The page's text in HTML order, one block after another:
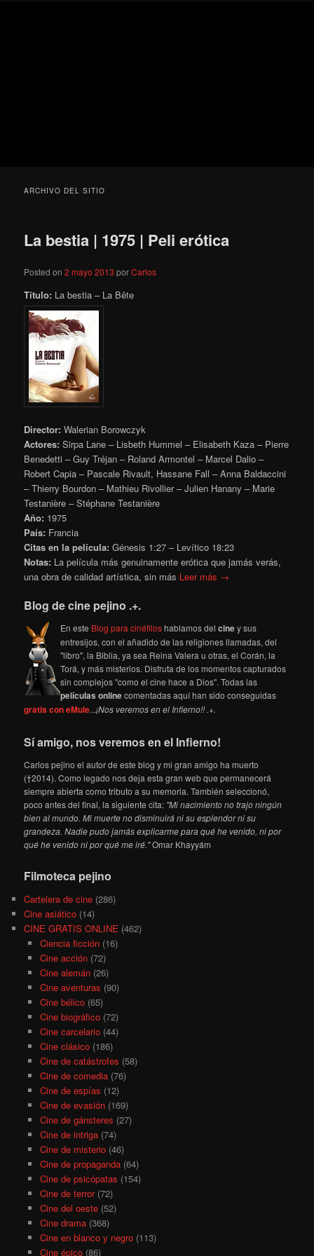
ARCHIVO DEL SITIO
La bestia | 1975 | Peli erótica
Posted on2 mayo 2013 porCarlos
Título: La bestia – La Bête
Director: Walerian Borowczyk
Actores: Sirpa Lane – Lisbeth Hummel – Elisabeth Kaza – Pierre
Benedetti – Guy Tréjan – Roland Armontel – Marcel Dalio –
Robert Capia – Pascale Rivault, Hassane Fall – Anna Baldaccini
– Thierry Bourdon – Mathieu Rivollier – Julien Hanany – Marie
Testanière – Stéphane Testanière
Año: 1975
País: Francia
Citas en la película: Génesis 1:27 – Levítico 18:23
Notas: La película más genuinamente erótica que jamás verás,
una obra de calidad artística, sin más Leer más →
Blog de cine pejino .+.
En este Blog para cinéfiloshablamos delciney sus
entresijos, con el añadido de las religiones llamadas, del
"libro", la Biblia, ya sea Reina Valera u otras, el Corán, la
Torá, y más misterios. Disfruta de los momentos capturados
sin complejos "como el cine hace a Dios". Todas las
películas onlinecomentadas aquí han sido conseguidas
gratis con eMule...¡Nos veremos en el Infierno!! .+.
Sí amigo, nos veremos en el Infierno!
Carlos pejino el autor de este blog y mi gran amigo ha muerto
(†2014). Como legado nos deja esta gran web que permanecerá
siempre abierta como tributo a su memoria. También seleccionó,
poco antes del final, la siguiente cita: "Mi nacimiento no trajo ningún
bien al mundo. Mi muerte no disminuirá ni su esplendor ni su
grandeza. Nadie pudo jamás explicarme para qué he venido, ni por
qué he venido ni por qué me iré."Omar Khayyám
Filmoteca pejino
Cartelera de cine (286)
Cine asiático (14)
CINE GRATIS ONLINE (462)
Ciencia ficción(16)
Cine acción(72)
Cine alemán(26)
Cine aventuras (90)
Cine bélico(65)
Cine biográfico(72)
Cine carcelario(44)
Cine clásico(186)
Cine de catástrofes (58)
Cine de comedia(76)
Cine de espías (12)
Cine de evasión(169)
Cine de gánsteres (27)
Cine de intriga(74)
Cine de misterio(46)
Cine de propaganda(64)
Cine de psicópatas (154)
Cine de terror(72)
Cine del oeste(52)
Cine drama(368)
Cine en blanco y negro(113)
Cine épico(86)